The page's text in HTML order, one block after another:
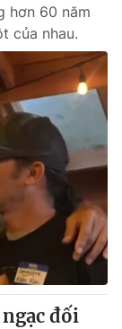
hơn 60 năm
của nhau.
đối